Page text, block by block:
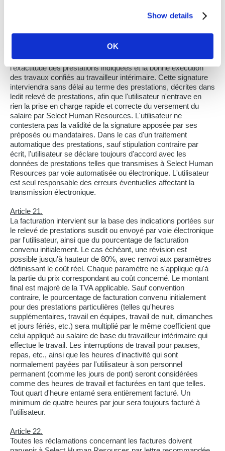
Show details
OK
travailleur intérimaire, avec pour minimum les prestations
En signant le relevé de prestations, l'utilisateur confirme
l'exactitude des prestations indiquées et la bonne exécution
des travaux confiés au travailleur intérimaire. Cette signature
interviendra sans délai au terme des prestations, décrites dans
ledit relevé de prestations, afin que l'utilisateur n'entrave en
rien la prise en charge rapide et correcte du versement du
salaire par Select Human Resources. L'utilisateur ne
contestera pas la validité de la signature apposée par ses
préposés ou mandataires. Dans le cas d'un traitement
automatique des prestations, sauf stipulation contraire par
écrit, l'utilisateur se déclare toujours d'accord avec les
données de prestations telles que transmises à Select Human
Resources par voie automatisée ou électronique. L'utilisateur
est seul responsable des erreurs éventuelles affectant la
transmission électronique.
Article 21.
La facturation intervient sur la base des indications portées sur
le relevé de prestations susdit ou envoyé par voie électronique
par l'utilisateur, ainsi que du pourcentage de facturation
convenu initialement. Le cas échéant, une révision est
possible jusqu'à hauteur de 80%, avec renvoi aux paramètres
définissant le coût réel. Chaque paramètre ne s'applique qu'à
la partie du prix correspondant au coût concerné. Le montant
final est majoré de la TVA applicable. Sauf convention
contraire, le pourcentage de facturation convenu initialement
pour des prestations particulières (telles qu'heures
supplémentaires, travail en équipes, travail de nuit, dimanches
et jours fériés, etc.) sera multiplié par le même coefficient que
celui appliqué au salaire de base du travailleur intérimaire qui
effectue le travail. Les interruptions de travail pour pauses,
repas, etc., ainsi que les heures d'inactivité qui sont
normalement payées par l'utilisateur à son personnel
permanent (comme les jours de pont) seront considérées
comme des heures de travail et facturées en tant que telles.
Tout quart d'heure entamé sera entièrement facturé. Un
minimum de quatre heures par jour sera toujours facturé à
l'utilisateur.
Article 22.
Toutes les réclamations concernant les factures doivent